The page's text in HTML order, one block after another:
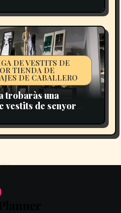
Andorra.
DE VESTITS DE
TIENDA DE
DE CABALLERO
trobaràs una
vestits de senyor